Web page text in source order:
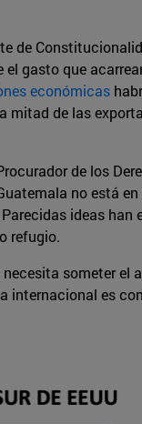
de
gasto que
económicas
mitad de las
de los
no está
ideas han
refugio.
someter el
internacional es